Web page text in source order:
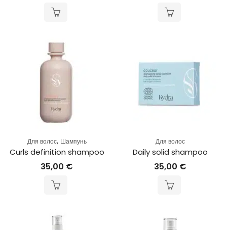
Для волос, Шампунь
Curls definition shampoo
35,00 €
Для волос
Daily solid shampoo
35,00 €